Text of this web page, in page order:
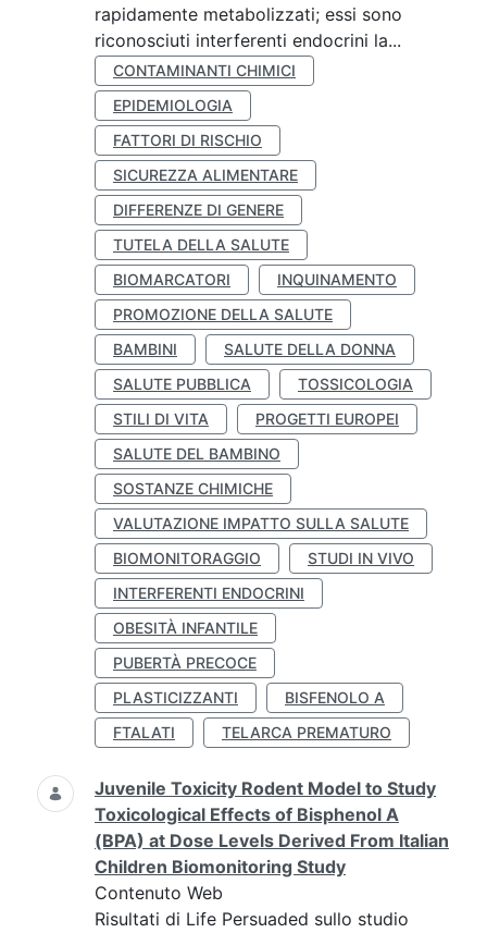
rapidamente metabolizzati; essi sono
riconosciuti interferenti endocrini la...
CONTAMINANTI CHIMICI
EPIDEMIOLOGIA
FATTORI DI RISCHIO
SICUREZZA ALIMENTARE
DIFFERENZE DI GENERE
TUTELA DELLA SALUTE
BIOMARCATORI
INQUINAMENTO
PROMOZIONE DELLA SALUTE
BAMBINI
SALUTE DELLA DONNA
SALUTE PUBBLICA
TOSSICOLOGIA
STILI DI VITA
PROGETTI EUROPEI
SALUTE DEL BAMBINO
SOSTANZE CHIMICHE
VALUTAZIONE IMPATTO SULLA SALUTE
BIOMONITORAGGIO
STUDI IN VIVO
INTERFERENTI ENDOCRINI
OBESITÀ INFANTILE
PUBERTÀ PRECOCE
PLASTICIZZANTI
BISFENOLO A
FTALATI
TELARCA PREMATURO
Juvenile Toxicity Rodent Model to Study
Toxicological Effects of Bisphenol A
(BPA) at Dose Levels Derived From Italian
Children Biomonitoring Study
Contenuto Web
Risultati di Life Persuaded sullo studio